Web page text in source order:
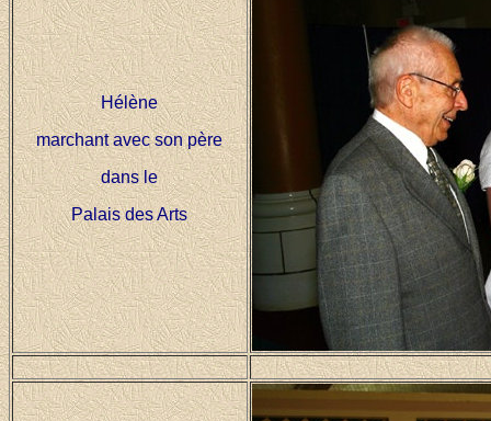
Hélène
marchant avec son père
dans le
Palais des Arts